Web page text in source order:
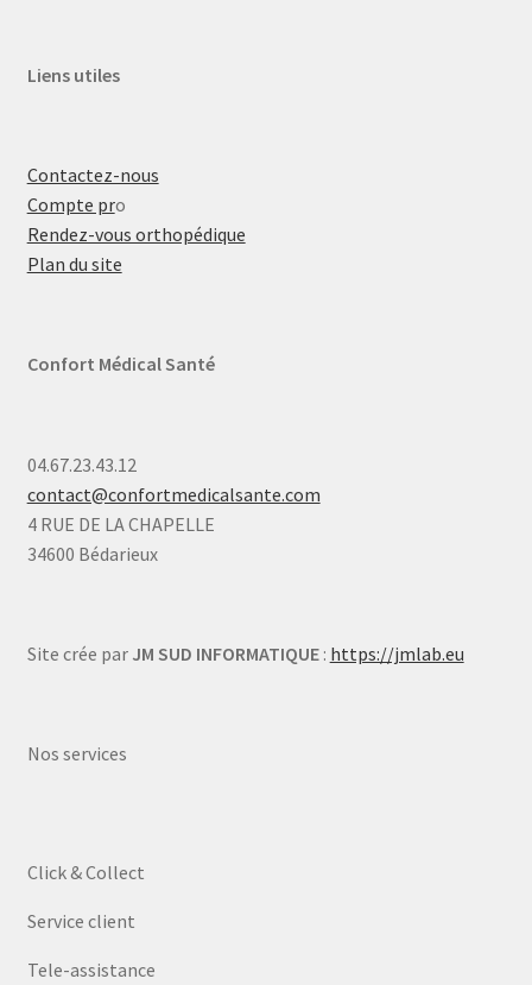
Liens utiles
Contactez-nous
Compte pro
Rendez-vous orthopédique
Plan du site
Confort Médical Santé
04.67.23.43.12
contact@confortmedicalsante.com
4 RUE DE LA CHAPELLE
34600 Bédarieux
Site crée par JM SUD INFORMATIQUE: https://jmlab.eu
Nos services
Click & Collect
Service client
Tele-assistance